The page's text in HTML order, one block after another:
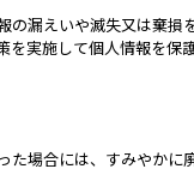
の漏えいや滅失又は棄損
実施して個人情報を保護
た場合には、すみやかに